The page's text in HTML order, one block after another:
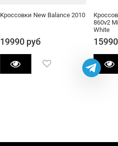
Kроссовки New Balance 2010
19990 руб
860v2
White